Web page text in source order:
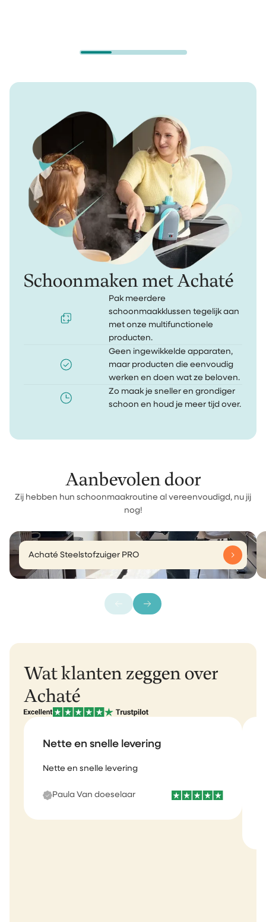
Schoonmaken met Achaté
Pak meerdere
schoonmaakklussen tegelijk aan
met onze multifunctionele
producten.
Geen ingewikkelde apparaten,
maar producten die eenvoudig
werken en doen wat ze beloven.
Zo maak je sneller en grondiger
schoon en houd je meer tijd over.
Aanbevolen door
Zij hebben hun schoonmaakroutine al vereenvoudigd, nu jij
nog!
Achaté Steelstofzuiger PRO
Wat klanten zeggen over
Achaté
Nette en snelle levering
Nette en snelle levering
Paula Van doeselaar